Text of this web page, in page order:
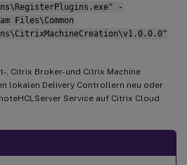
-
Files\Common
, Citrix Broker- und Citrix Machine
lokalen Delivery Controllern neu oder
Service auf Citrix Cloud